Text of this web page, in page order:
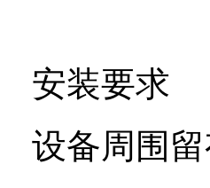
安装要求
设备周围